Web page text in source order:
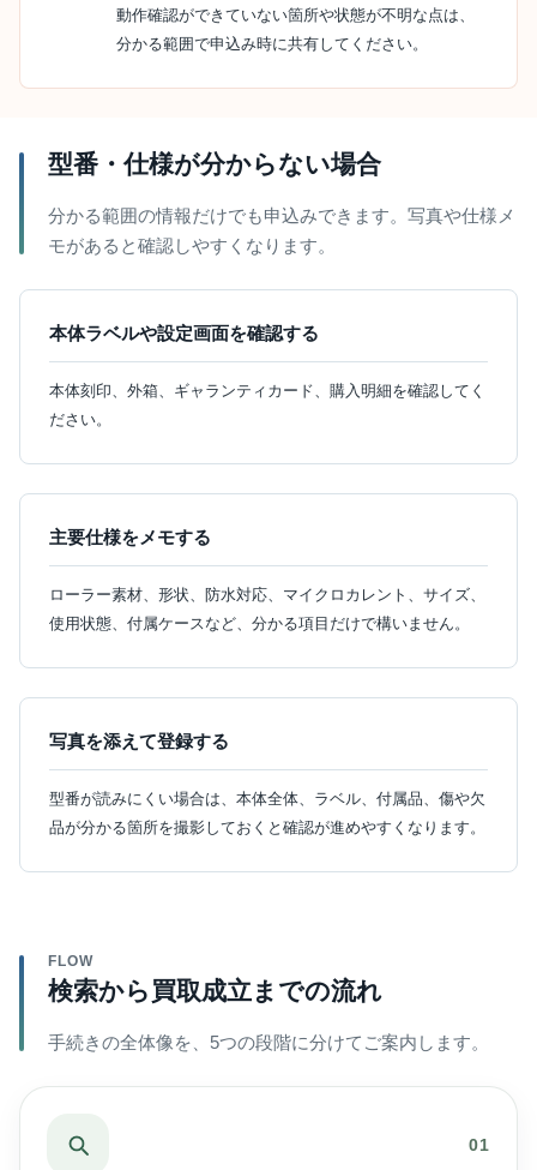
動作確認ができていない箇所や状態が不明な点は、
分かる範囲で申込み時に共有してください。
型番・仕様が分からない場合
分かる範囲の情報だけでも申込みできます。写真や仕様メ
モがあると確認しやすくなります。
本体ラベルや設定画面を確認する
本体刻印、外箱、ギャランティカード、購入明細を確認してく
ださい。
主要仕様をメモする
ローラー素材、形状、防水対応、マイクロカレント、サイズ、
使用状態、付属ケースなど、分かる項目だけで構いません。
写真を添えて登録する
型番が読みにくい場合は、本体全体、ラベル、付属品、傷や欠
品が分かる箇所を撮影しておくと確認が進めやすくなります。
FLOW
検索から買取成立までの流れ
手続きの全体像を、5つの段階に分けてご案内します。
01